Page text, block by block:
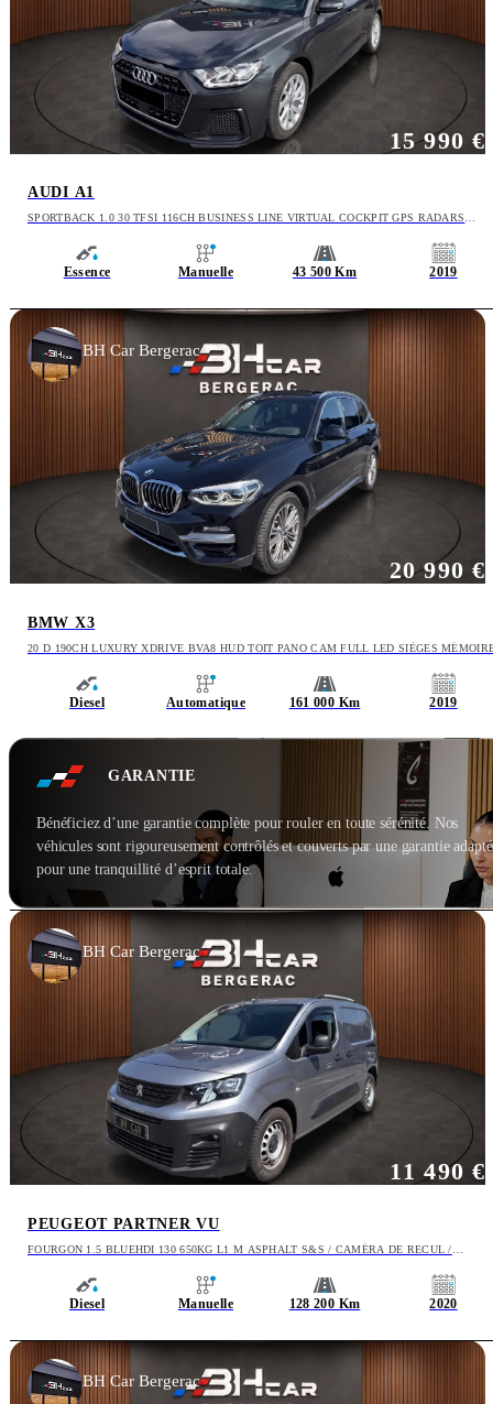
AUDI A1
SPORTBACK 1.0 30 TFSI 116CH BUSINESS LINE VIRTUAL COCKPIT GPS RADARS
Essence Manuelle 43 500 Km 2019
15 990 €
BMW X3
20 D 190CH LUXURY XDRIVE BVA8 HUD TOIT PANO CAM FULL LED SIÈGES
Diesel Automatique 161 000 Km 2019
20 990 €
BH Car Bergerac
GARANTIE
Bénéficiez d’une garantie complète pour rouler en toute sérénité. Nos
véhicules sont rigoureusement contrôlés et couverts par une garantie
pour une tranquillité d’esprit totale.
PEUGEOT PARTNER VU
FOURGON 1.5 BLUEHDI 130 650KG L1 M ASPHALT S&S / CAMÉRA DE RECUL /
Diesel Manuelle 128 200 Km 2020
11 490 €
BH Car Bergerac
BH Car Bergerac